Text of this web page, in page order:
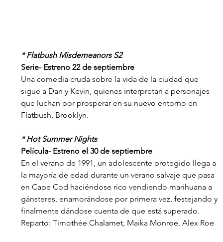
* Flatbush Misdemeanors S2
Serie- Estreno 22 de septiembre
Una comedia cruda sobre la vida de la ciudad que
sigue a Dan y Kevin, quienes interpretan a personajes
que luchan por prosperar en su nuevo entorno en
Flatbush, Brooklyn.
* Hot Summer Nights
Película- Estreno el 30 de septiembre
En el verano de 1991, un adolescente protegido llega a
la mayoría de edad durante un verano salvaje que pasa
en Cape Cod haciéndose rico vendiendo marihuana a
gánsteres, enamorándose por primera vez, festejando y
finalmente dándose cuenta de que está superado.
Reparto: Timothée Chalamet, Maika Monroe, Alex Roe